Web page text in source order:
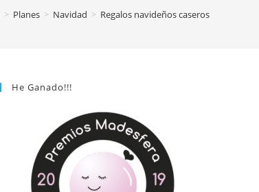
> Planes > Navidad > Regalos navideños caseros
He Ganado!!!